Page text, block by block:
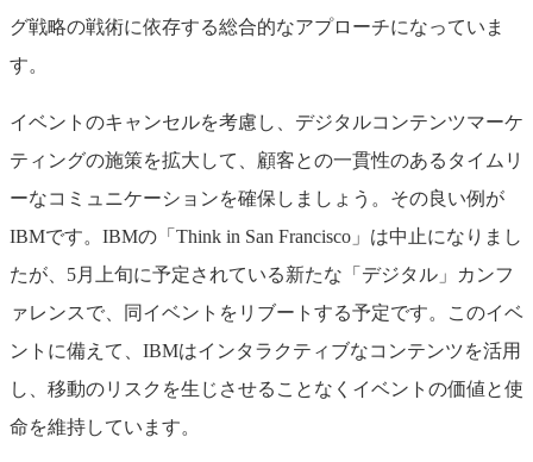
グ戦略の戦術に依存する総合的なアプローチになっていま
す。
イベントのキャンセルを考慮し、デジタルコンテンツマーケ
ティングの施策を拡大して、顧客との一貫性のあるタイムリ
ーなコミュニケーションを確保しましょう。その良い例が
IBMです。IBMの「Think in San Francisco」は中止になりまし
たが、5月上旬に予定されている新たな「デジタル」カンフ
ァレンスで、同イベントをリブートする予定です。このイベ
ントに備えて、IBMはインタラクティブなコンテンツを活用
し、移動のリスクを生じさせることなくイベントの価値と使
命を維持しています。